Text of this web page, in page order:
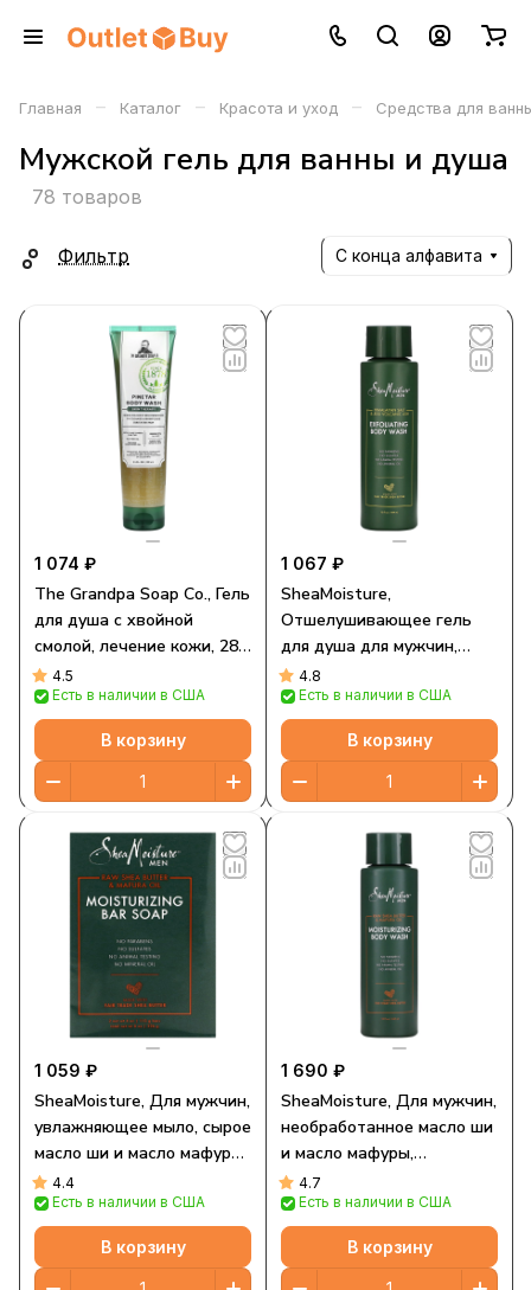
Главная – Каталог – Красота и уход – Средства для
Мужской гель для ванны и душа
78 товаров
Фильтр С конца алфавита
1 074 ₽
The Grandpa Soap Co., Гель
для душа с хвойной
смолой, лечение кожи, 280
мл (9,5 жидк. унции)
4.5
Есть в наличии в США
В корзину
1 067 ₽
SheaMoisture,
Отшелушивающее гель
для душа для мужчин,
гималайская соль и
вулканический пепел
Чеджу, 444 мл (15 жидк.
Унций)
4.8
Есть в наличии в США
В корзину
1 059 ₽
SheaMoisture, Для мужчин,
увлажняющее мыло, сырое
масло ши и масло мафуры,
2 шт. По 113 г (4 унции)
4.4
Есть в наличии в США
В корзину
1 690 ₽
SheaMoisture, Для мужчин,
необработанное масло ши
и масло мафуры,
увлажняющий гель для
душа, 444 мл (15 жидк.
Унций)
4.7
Есть в наличии в США
В корзину